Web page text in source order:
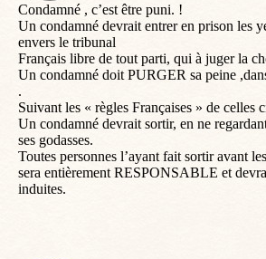
Condamné , c’est être puni. !
Un condamné devrait entrer en prison les
envers le tribunal
Français libre de tout parti, qui à juger la
Un condamné doit PURGER sa peine
.
Suivant les « règles Françaises » de celles
Un condamné devrait sortir, en ne
ses godasses.
Toutes personnes l’ayant fait sortir avant
sera entièrement RESPONSABLE et
induites.